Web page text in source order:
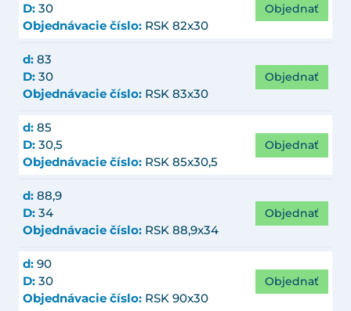
D: 30
Objednávacie číslo: RSK 82x30
Objednať
d: 83
D: 30
Objednávacie číslo: RSK 83x30
Objednať
d: 85
D: 30,5
Objednávacie číslo: RSK 85x30,5
Objednať
d: 88,9
D: 34
Objednávacie číslo: RSK 88,9x34
Objednať
d: 90
D: 30
Objednávacie číslo: RSK 90x30
Objednať